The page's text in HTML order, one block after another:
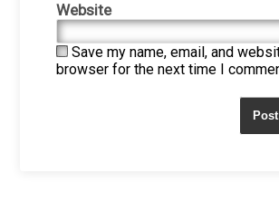
Website
Save my name, email, and
browser for the next time I